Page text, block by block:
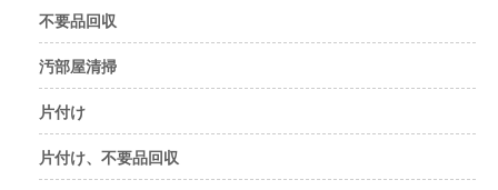
不要品回収
汚部屋清掃
片付け
片付け、不要品回収